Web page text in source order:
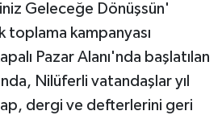
Geleceğe Dönüşsün'
toplama kampanyası
Pazar Alanı'nda başlatılan
Nilüferli vatandaşlar yıl
dergi ve defterlerini geri